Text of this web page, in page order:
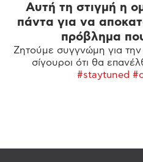
Αυτή τη στιγμή η
πάντα για να
πρόβλημα
Ζητούμε συγγνώμη για την
σίγουροι ότι θα
#staytuned